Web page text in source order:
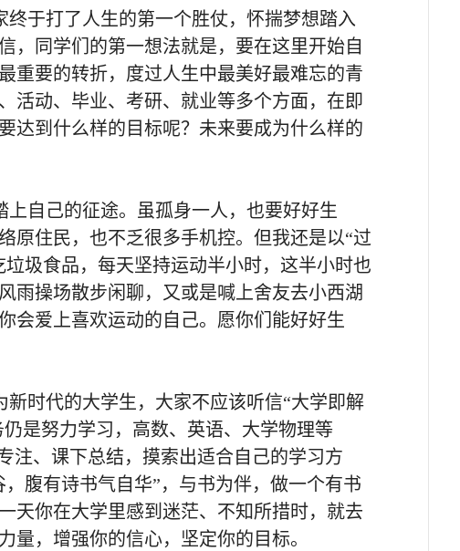
于打了人生的第一个胜仗，怀揣梦想踏入
，同学们的第一想法就是，要在这里开始自
重要的转折，度过人生中最美好最难忘的青
活动、毕业、考研、就业等多个方面，在即
达到什么样的目标呢？未来要成为什么样的
自己的征途。虽孤身一人，也要好好生
原住民，也不乏很多手机控。但我还是以“过
圾食品，每天坚持运动半小时，这半小时也
雨操场散步闲聊，又或是喊上舍友去小西湖
会爱上喜欢运动的自己。愿你们能好好生
时代的大学生，大家不应该听信“大学即解
是努力学习，高数、英语、大学物理等
、课下总结，摸索出适合自己的学习方
腹有诗书气自华”，与书为伴，做一个有书
天你在大学里感到迷茫、不知所措时，就去
量，增强你的信心，坚定你的目标。